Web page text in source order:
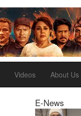
Videos About Us
E-News